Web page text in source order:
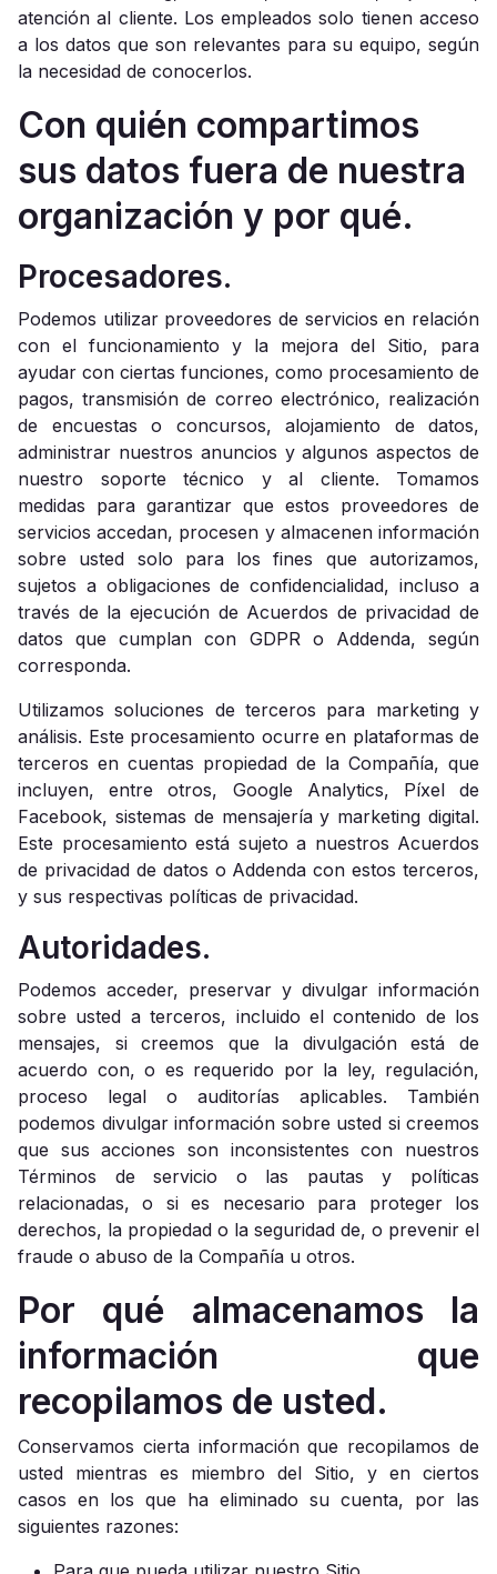
atención al cliente. Los empleados solo tienen acceso
a los datos que son relevantes para su equipo, según
la necesidad de conocerlos.
Con quién compartimos
sus datos fuera de nuestra
organización y por qué.
Procesadores.
Podemos utilizar proveedores de servicios en relación
con el funcionamiento y la mejora del Sitio, para
ayudar con ciertas funciones, como procesamiento de
pagos, transmisión de correo electrónico, realización
de encuestas o concursos, alojamiento de datos,
administrar nuestros anuncios y algunos aspectos de
nuestro soporte técnico y al cliente. Tomamos
medidas para garantizar que estos proveedores de
servicios accedan, procesen y almacenen información
sobre usted solo para los fines que autorizamos,
sujetos a obligaciones de confidencialidad, incluso a
través de la ejecución de Acuerdos de privacidad de
datos que cumplan con GDPR o Addenda, según
corresponda.
Utilizamos soluciones de terceros para marketing y
análisis. Este procesamiento ocurre en plataformas de
terceros en cuentas propiedad de la Compañía, que
incluyen, entre otros, Google Analytics, Píxel de
Facebook, sistemas de mensajería y marketing digital.
Este procesamiento está sujeto a nuestros Acuerdos
de privacidad de datos o Addenda con estos terceros,
y sus respectivas políticas de privacidad.
Autoridades.
Podemos acceder, preservar y divulgar información
sobre usted a terceros, incluido el contenido de los
mensajes, si creemos que la divulgación está de
acuerdo con, o es requerido por la ley, regulación,
proceso legal o auditorías aplicables. También
podemos divulgar información sobre usted si creemos
que sus acciones son inconsistentes con nuestros
Términos de servicio o las pautas y políticas
relacionadas, o si es necesario para proteger los
derechos, la propiedad o la seguridad de, o prevenir el
fraude o abuso de la Compañía u otros.
Por qué almacenamos la
información que
recopilamos de usted.
Conservamos cierta información que recopilamos de
usted mientras es miembro del Sitio, y en ciertos
casos en los que ha eliminado su cuenta, por las
siguientes razones: